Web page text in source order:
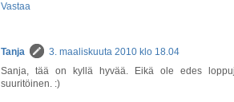
Vastaa
Tanja
3. maaliskuuta 2010 klo 18.04
Sanja, tää on kyllä hyvää. Eikä ole edes
suuritöinen. :)